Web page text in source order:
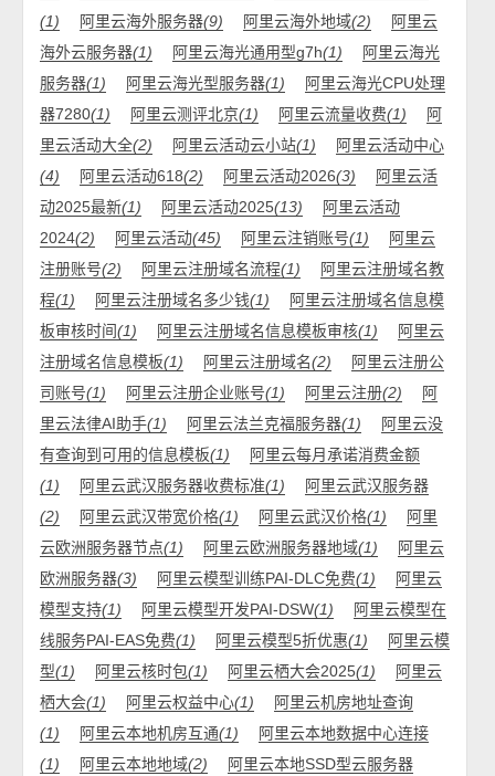
(1)
阿里云海外服务器(9) 阿里云海外地域(2)
阿里云
海外云服务器(1) 阿里云海光通用型g7h(1)
阿里云海光
服务器(1) 阿里云海光型服务器(1)
阿里云海光CPU处理
器7280(1) 阿里云测评北京(1) 阿里云流量收费(1)
阿
里云活动大全(2) 阿里云活动云小站(1)
阿里云活动中心
(4)
阿里云活动618(2) 阿里云活动2026(3)
阿里云活
动2025最新(1) 阿里云活动2025(13)
阿里云活动
2024(2) 阿里云活动(45) 阿里云注销账号(1)
阿里云
注册账号(2) 阿里云注册域名流程(1)
阿里云注册域名教
程(1) 阿里云注册域名多少钱(1)
阿里云注册域名信息模
板审核时间(1) 阿里云注册域名信息模板审核(1)
阿里云
注册域名信息模板(1) 阿里云注册域名(2)
阿里云注册公
司账号(1) 阿里云注册企业账号(1) 阿里云注册(2)
阿
里云法律AI助手(1) 阿里云法兰克福服务器(1)
阿里云没
有查询到可用的信息模板(1)
阿里云每月承诺消费金额
(1)
阿里云武汉服务器收费标准(1)
阿里云武汉服务器
(2)
阿里云武汉带宽价格(1) 阿里云武汉价格(1)
阿里
云欧洲服务器节点(1) 阿里云欧洲服务器地域(1)
阿里云
欧洲服务器(3) 阿里云模型训练PAI-DLC免费(1)
阿里云
模型支持(1) 阿里云模型开发PAI-DSW(1)
阿里云模型在
线服务PAI-EAS免费(1) 阿里云模型5折优惠(1)
阿里云模
型(1) 阿里云核时包(1) 阿里云栖大会2025(1)
阿里云
栖大会(1) 阿里云权益中心(1)
阿里云机房地址查询
(1)
阿里云本地机房互通(1)
阿里云本地数据中心连接
(1)
阿里云本地地域(2)
阿里云本地SSD型云服务器